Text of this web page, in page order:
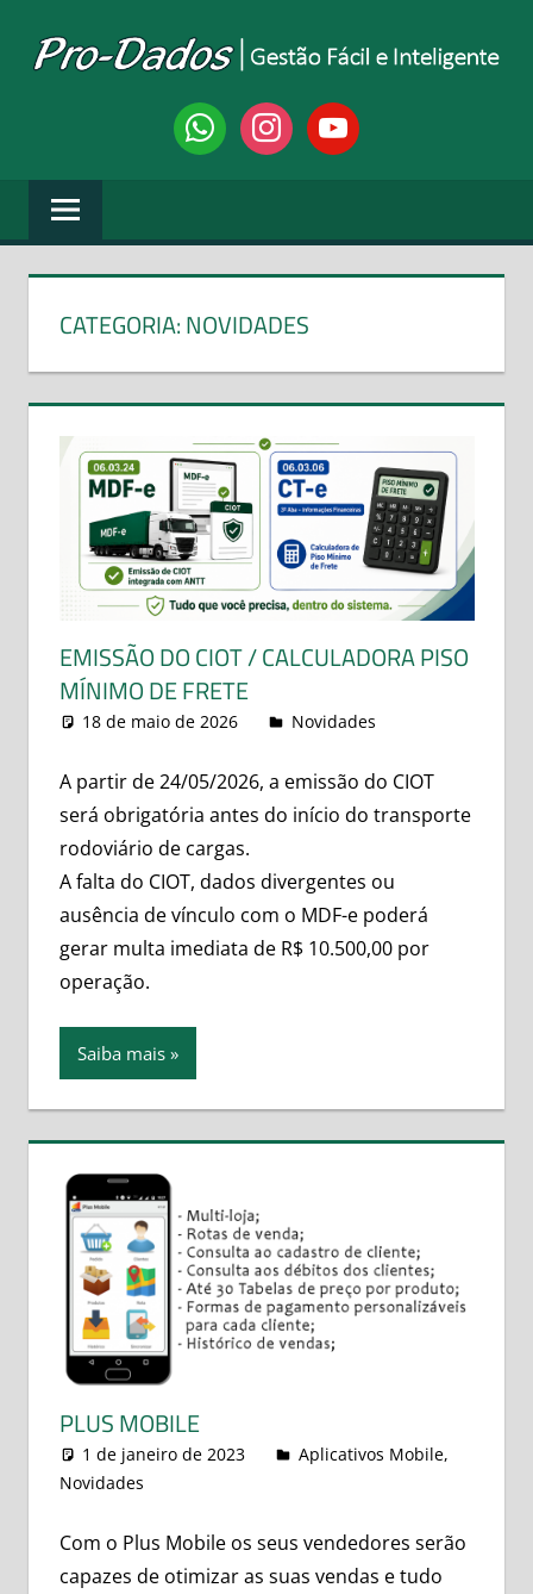
PRO-
DADOS
Inteligente
whatsappinstagramyoutube
CATEGORIA:NOVIDADES
EMISSÃO DO CIOT / CALCULADORA PISO
MÍNIMO DE FRETE
18 de maio de 2026 leovitor
Novidades
A partir de 24/05/2026, a emissão do CIOT
será obrigatória antes do início do transporte
rodoviário de cargas.
A falta do CIOT, dados divergentes ou
ausência de vínculo com o MDF-e poderá
gerar multa imediata de R$ 10.500,00 por
operação.
Saiba mais
PLUS MOBILE
1 de janeiro de 2023 leovitor
Aplicativos Mobile,
Novidades
Com o Plus Mobile os seus vendedores serão
capazes de otimizar as suas vendas e tudo